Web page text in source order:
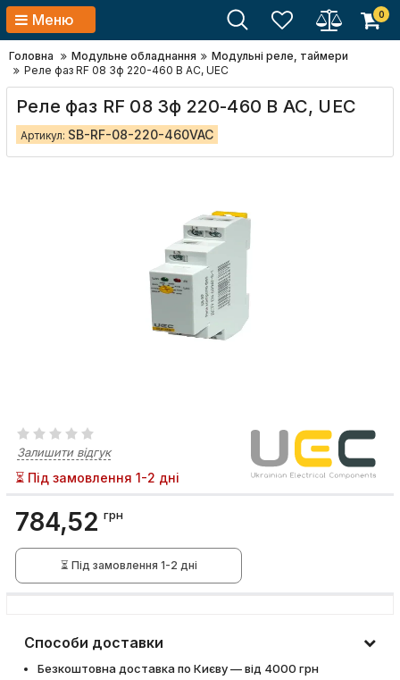
Меню 0
Головна Модульне обладнання
Модульні реле, таймери
Реле фаз RF 08 3ф 220-460 В AC, UEC
Реле фаз RF 08 3ф 220-460 В AC, UEC
Артикул: SB-RF-08-220-460VAC
Залишити відгук
⏳ Під замовлення 1-2 дні
784,52 грн
⏳ Під замовлення 1-2 дні
Способи доставки
Безкоштовна доставка по Києву — від 4000 грн